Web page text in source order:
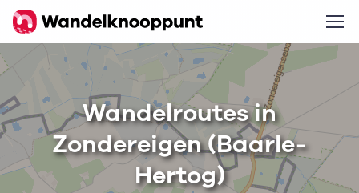
Wandelroutes in
Zondereigen (Baarle-
Hertog)